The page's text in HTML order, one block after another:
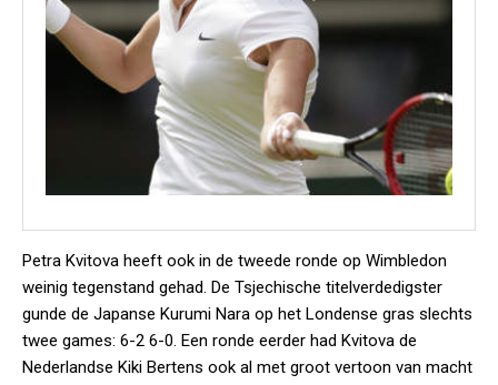
Petra Kvitova heeft ook in de tweede ronde op Wimbledon
weinig tegenstand gehad. De Tsjechische titelverdedigster
gunde de Japanse Kurumi Nara op het Londense gras slechts
twee games: 6-2 6-0. Een ronde eerder had Kvitova de
Nederlandse Kiki Bertens ook al met groot vertoon van macht